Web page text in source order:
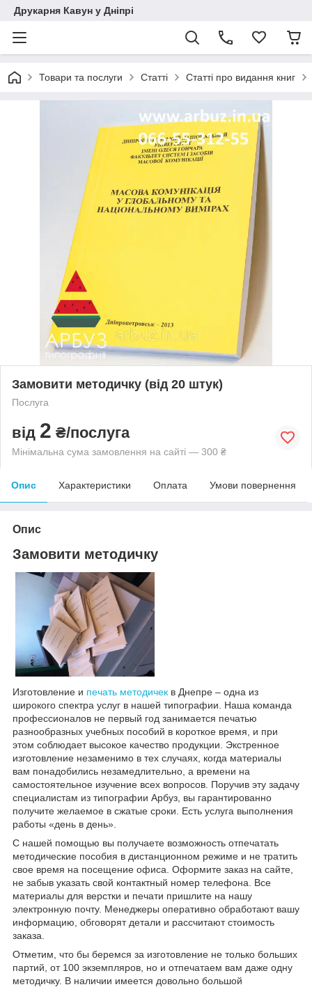
Друкарня Кавун у Дніпрі
Товари та послуги Статті Статті про видання книг
Замовити методичку (від 20 штук)
Послуга
від 2 ₴/послуга
Мінімальна сума замовлення на сайті — 300 ₴
Опис Характеристики Оплата Умови повернення
Опис
Замовити методичку
Изготовление и печать методичек в Днепре – одна из
широкого спектра услуг в нашей типографии. Наша команда
профессионалов не первый год занимается печатью
разнообразных учебных пособий в короткое время, и при
этом соблюдает высокое качество продукции. Экстренное
изготовление незаменимо в тех случаях, когда материалы
вам понадобились незамедлительно, а времени на
самостоятельное изучение всех вопросов. Поручив эту задачу
специалистам из типографии Арбуз, вы гарантированно
получите желаемое в сжатые сроки. Есть услуга выполнения
работы «день в день».
С нашей помощью вы получаете возможность отпечатать
методические пособия в дистанционном режиме и не тратить
свое время на посещение офиса. Оформите заказ на сайте,
не забыв указать свой контактный номер телефона. Все
материалы для верстки и печати пришлите на нашу
электронную почту. Менеджеры оперативно обработают вашу
информацию, обговорят детали и рассчитают стоимость
заказа.
Отметим, что бы беремся за изготовление не только больших
партий, от 100 экземпляров, но и отпечатаем вам даже одну
методичку. В наличии имеется довольно большой